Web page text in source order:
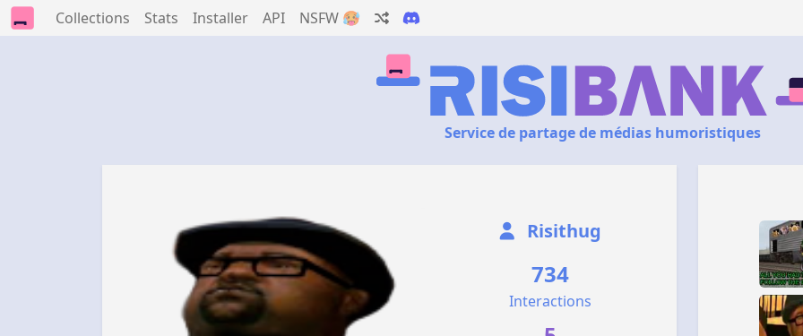
Collections Stats Installer API NSFW 🥵
Service de partage de médias humoristiques
Risithug
734
Interactions